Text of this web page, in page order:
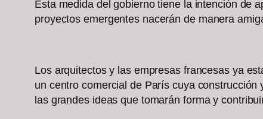
Esta medida del gobierno tiene la intención de
proyectos emergentes nacerán de manera
Los arquitectos y las empresas francesas ya
un centro comercial de París cuya
las grandes ideas que tomarán forma y